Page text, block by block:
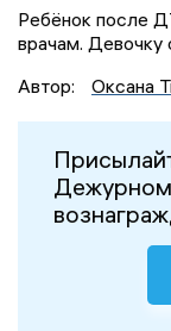
Ребёнок после
врачам. Девочку
Автор:
Оксана